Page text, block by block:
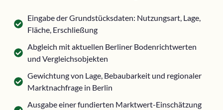
Eingabe der Grundstücksdaten: Nutzungsart, Lage,
Fläche, Erschließung
Abgleich mit aktuellen Berliner Bodenrichtwerten
und Vergleichsobjekten
Gewichtung von Lage, Bebaubarkeit und regionaler
Marktnachfrage in Berlin
Ausgabe einer fundierten Marktwert-Einschätzung